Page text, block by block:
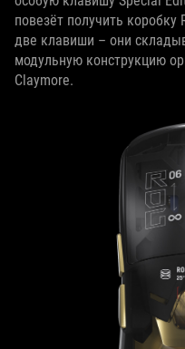
повезёт получить коробку
две клавиши – они
модульную конструкцию
Claymore.